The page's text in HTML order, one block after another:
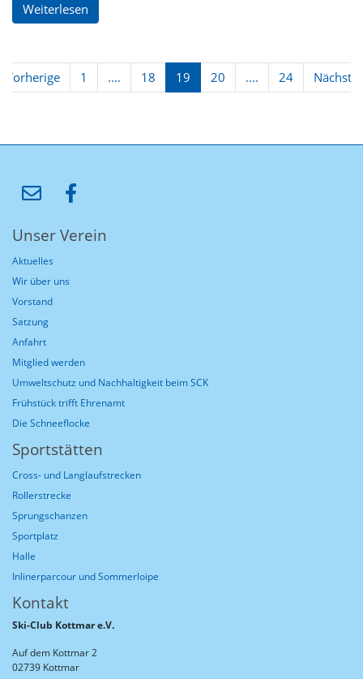
Weiterlesen
Vorherige 1 .... 18 19 20 .... 24 Nächste
Unser Verein
Aktuelles
Wir über uns
Vorstand
Satzung
Anfahrt
Mitglied werden
Umweltschutz und Nachhaltigkeit beim SCK
Frühstück trifft Ehrenamt
Die Schneeflocke
Sportstätten
Cross- und Langlaufstrecken
Rollerstrecke
Sprungschanzen
Sportplatz
Halle
Inlinerparcour und Sommerloipe
Kontakt
Ski-Club Kottmar e.V.
Auf dem Kottmar 2
02739 Kottmar